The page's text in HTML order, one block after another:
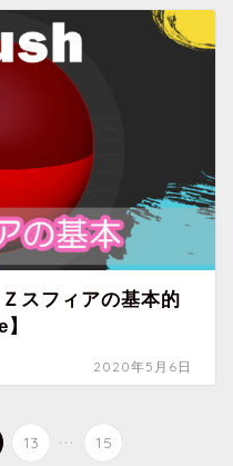
スフィアの基本的
2020年5月6日
13 ... 15